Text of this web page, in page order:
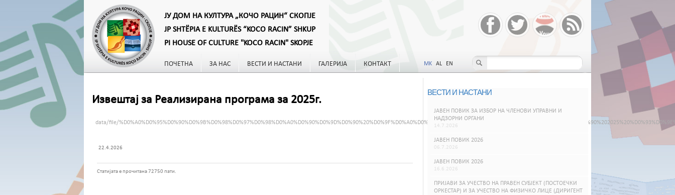
ЈУ ДОМ НА КУЛТУРА „КОЧО РАЦИН“ СКОПЈЕ
JP SHTËPIA E KULTURËS “KOCO RACIN” SHKUP
PI HOUSE OF CULTURE "KOCO RACIN" SKOPJE
ПОЧЕТНА ЗА НАС ВЕСТИ И НАСТАНИ ГАЛЕРИЈА КОНТАКТ MK AL EN
Извештај за Реализирана програма за 2025г.
data/file/
22.4.2026
Статијата е прочитана 72750 пати.
ВЕСТИ И НАСТАНИ
ЈАВЕН ПОВИК ЗА ИЗБОР НА ЧЛЕНОВИ УПРАВНИ И
НАДЗОРНИ ОРГАНИ
14.7.2026
ЈАВЕН ПОВИК 2026
06.7.2026
ЈАВЕН ПОВИК 2026
16.6.2026
ПРИЈАВИ ЗА УЧЕСТВО НА ПРАВЕН СУБЈЕКТ (ПОСТОЕЧКИ
ОРКЕСТАР) И ЗА УЧЕСТВО НА ФИЗИЧКО ЛИЦЕ (ДИРИГЕНТ